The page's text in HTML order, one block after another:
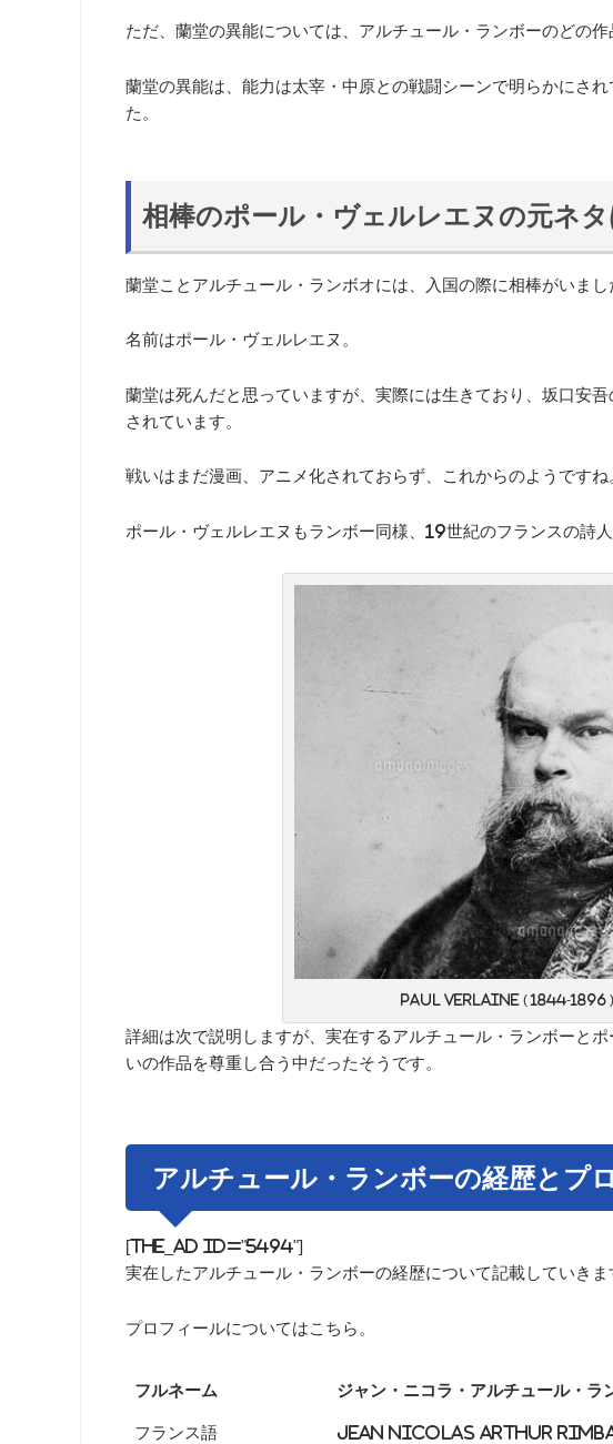
ただ、蘭堂の異能については、アルチュール・ランボーのどの
蘭堂の異能は、能力は太宰・中原との戦闘シーンで明らかにさ
た。
相棒のポール・ヴェルレエヌの元ネタ
蘭堂ことアルチュール・ランボオには、入国の際に相棒がいまし
名前はポール・ヴェルレエヌ。
蘭堂は死んだと思っていますが、実際には生きており、坂口安
されています。
戦いはまだ漫画、アニメ化されておらず、これからのようですね
ポール・ヴェルレエヌもランボー同様、19世紀のフランスの詩人
Paul Verlaine ( 1844-1896
詳細は次で説明しますが、実在するアルチュール・ランボーと
いの作品を尊重し合う中だったそうです。
アルチュール・ランボーの経歴とプ
[the_ad id="5494"]
実在したアルチュール・ランボーの経歴について記載していきま
プロフィールについてはこちら。
フルネーム ジャン・ニコラ・アルチュール・ラ
フランス語 Jean Nicolas Arthur